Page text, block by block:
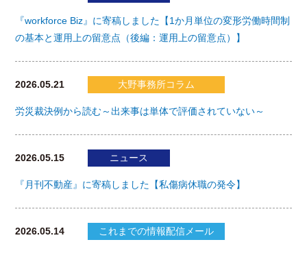
『workforce Biz』に寄稿しました【1か月単位の変形労働時間制
の基本と運用上の留意点（後編：運用上の留意点）】
2026.05.21 大野事務所コラム
労災裁決例から読む～出来事は単体で評価されていない～
2026.05.15 ニュース
『月刊不動産』に寄稿しました【私傷病休職の発令】
2026.05.14 これまでの情報配信メール